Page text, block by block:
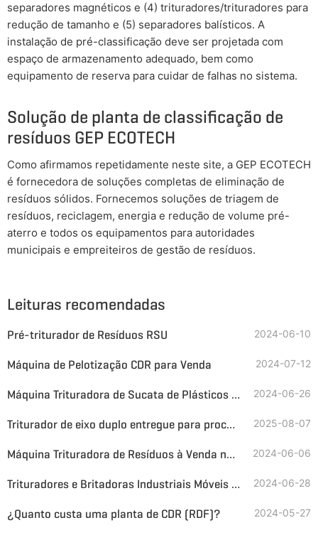
separadores magnéticos e (4) trituradores/trituradores para
redução de tamanho e (5) separadores balísticos. A
instalação de pré-classificação deve ser projetada com
espaço de armazenamento adequado, bem como
equipamento de reserva para cuidar de falhas no sistema.
Solução de planta de classificação de
resíduos GEP ECOTECH
Como afirmamos repetidamente neste site, a GEP ECOTECH
é fornecedora de soluções completas de eliminação de
resíduos sólidos. Fornecemos soluções de triagem de
resíduos, reciclagem, energia e redução de volume pré-
aterro e todos os equipamentos para autoridades
municipais e empreiteiros de gestão de resíduos.
Leituras recomendadas
Pré-triturador de Resíduos RSU 2024-06-10
Máquina de Pelotização CDR para Venda 2024-07-12
Máquina Trituradora de Sucata de Plásticos de Engenharia 2024-06-26
Triturador de eixo duplo entregue para processamento de placas de cobre na linha CuO 2025-08-07
Máquina Trituradora de Resíduos à Venda no Brasil 2024-06-06
Trituradores e Britadoras Industriais Móveis à Venda 2024-06-28
¿Quanto custa uma planta de CDR (RDF)? 2024-05-27